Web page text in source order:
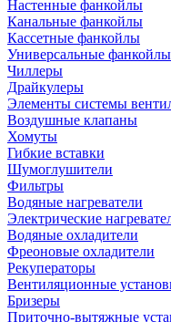
Настенные фанкойлы
Канальные фанкойлы
Кассетные фанкойлы
Универсальные фанкойлы
Чиллеры
Драйкулеры
Элементы системы
Воздушные клапаны
Хомуты
Гибкие вставки
Шумоглушители
Фильтры
Водяные нагреватели
Электрические
Водяные охладители
Фреоновые охладители
Рекуператоры
Вентиляционные
Бризеры
Приточно-вытяжные